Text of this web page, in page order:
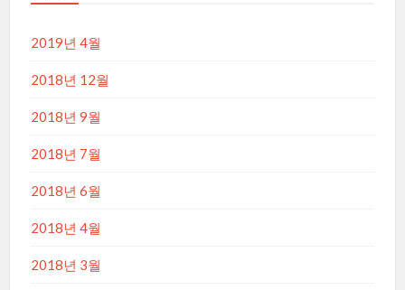
2019년 4월
2018년 12월
2018년 9월
2018년 7월
2018년 6월
2018년 4월
2018년 3월